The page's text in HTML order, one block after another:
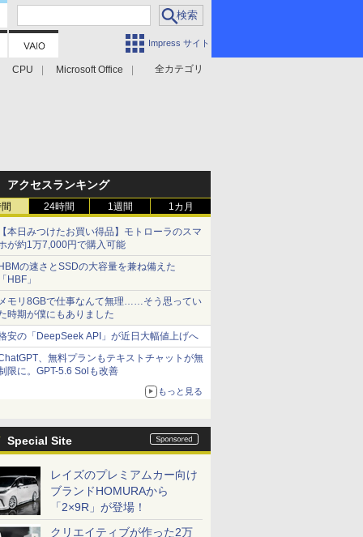
Impress サイト
全カテゴリ
CPU Microsoft Office
アクセスランキング
24時間 1週間 1カ月
本日みつけたお買い得品】モトローラのスマ
が約1万7,000円で購入可能
の速さとSSDの大容量を兼ね備えた
HBF」
モリ8GBで仕事なんて無理……そう思ってい
時期が僕にもありました
安の「DeepSeek API」が近日大幅値上げへ
、無料プランもテキストチャットが無
限に。GPT-5.6 Solも改善
もっと見る
Special Site
レイズのプレミアムカー向け
ブランドHOMURAから
「2×9R」が登場！
クリエイティブが作った2万